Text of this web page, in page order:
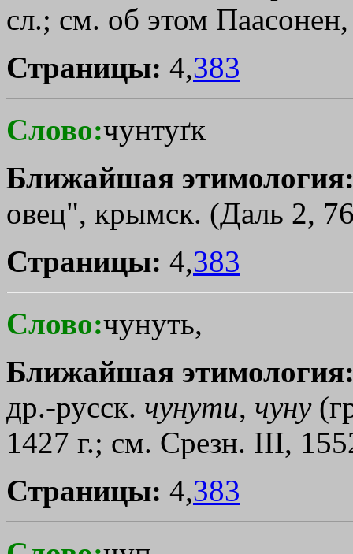
сл.; см. об этом
Страницы: 4,383
Слово:чунтуґк
Ближайшая
овец", крымск. (Даль 2,
Страницы: 4,383
Слово:чунуть,
Ближайшая
др.-русск. чунути, чуну
1427 г.; см. Срезн. III,
Страницы: 4,383